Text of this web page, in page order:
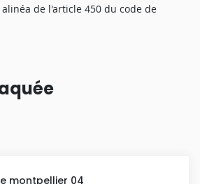
de l'article 450 du code de
montpellier 04